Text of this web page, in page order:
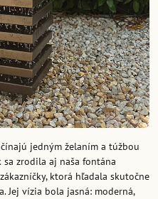
jedným želaním a túžbou
sa zrodila aj naša fontána
ktorá hľadala skutočne
Jej vízia bola jasná: moderná,